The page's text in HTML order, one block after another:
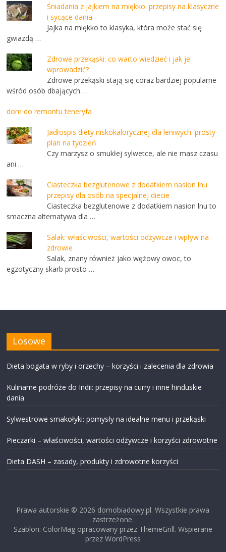
Śniadania z jajkiem na miękko: przepisy na klasyczne
i sycące dania
Jajka na miękko to klasyka, która może stać się
gwiazdą …
Zdrowe przekąski: co warto wiedzieć i jak je
wprowadzić?
Zdrowe przekąski stają się coraz bardziej popularne
wśród osób dbających …
dom do remontu teneryfa
Jadłospis diety niskokalorycznej dla leniwych: prosty
plan na tydzień
Czy marzysz o smukłej sylwetce, ale nie masz czasu
ani …
Ciasteczka bezglutenowe z dodatkiem nasion lnu:
przepisy dla osób na specjalnej diecie
Ciasteczka bezglutenowe z dodatkiem nasion lnu to
smaczna alternatywa dla …
Salak: właściwości, wartości odżywcze i wpływ na
zdrowie
Salak, znany również jako wężowy owoc, to
egzotyczny skarb prosto …
Losowe
Dieta bogata w ryby i orzechy – korzyści i zalecenia dla zdrowia
Kulinarne podróże do Indii: przepisy na curry i inne hinduskie
dania
Sylwestrowe smakołyki: pomysły na idealne menu i przekąski
Pieczarki – właściwości, wartości odżywcze i korzyści zdrowotne
Dieta DASH – zasady, produkty i zdrowotne korzyści
Prawa autorskie © 2026 domobiadowy.pl. Wszystkie prawa
zastrzeżone.
Szablon: ColorMag opracowany przez ThemeGrill. Wspierane
przez WordPress